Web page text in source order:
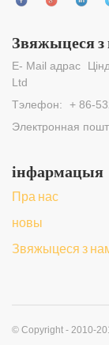
Звяжыцеся з
E- Mail адрас
Ltd
Тэлефон:
+ 86-
Электронная
інфармацыя
Пра нас
новы
Звяжыцеся з
© Copyright - 2010-